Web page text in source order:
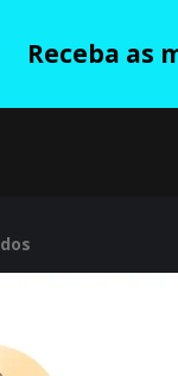
Receba as